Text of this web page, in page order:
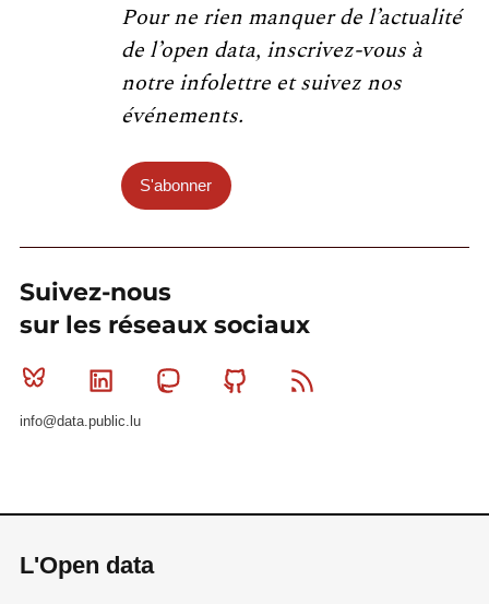
Pour ne rien manquer de l’actualité
de l’open data, inscrivez-vous à
notre infolettre et suivez nos
événements.
S'abonner
Suivez-nous
sur les réseaux sociaux
Bluesky Linkedin MastodonGithub
info@data.public.lu
L'Open data